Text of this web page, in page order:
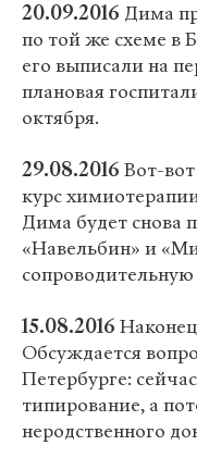
20.09.2016 Дима
по той же схеме в
его выписали на
плановая
октября.
29.08.2016 Вот-
курс
Дима будет снова
«Навельбин» и
15.08.2016
Обсуждается
Петербурге:
типирование, а
неродственного